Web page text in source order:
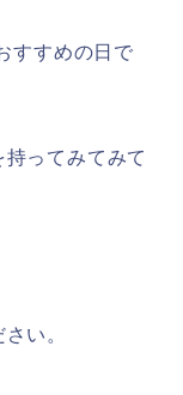
すすめの日で
ってみてみて
い。